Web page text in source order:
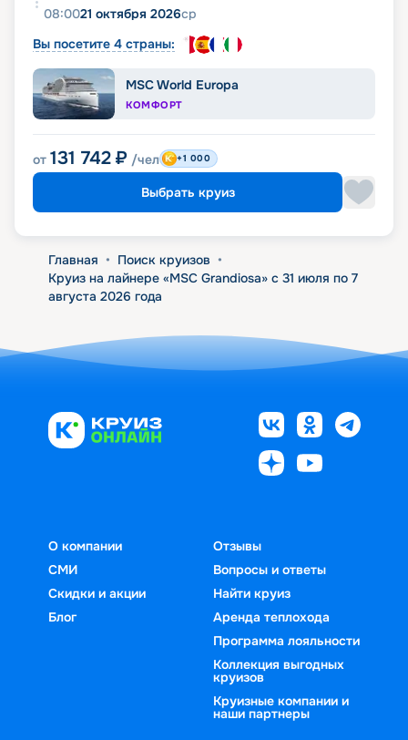
08:0021 октября 2026ср
Вы посетите 4 страны:
MSC World Europa
КОМФОРТ
от 131 742 ₽ /чел +1 000
Выбрать круиз
Главная • Поиск круизов •
Круиз на лайнере «MSC Grandiosa» с 31 июля по 7
августа 2026 года
О компании
СМИ
Скидки и акции
Блог
Отзывы
Вопросы и ответы
Найти круиз
Аренда теплохода
Программа лояльности
Коллекция выгодных
круизов
Круизные компании и
наши партнеры